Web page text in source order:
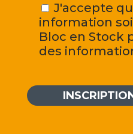
J'accepte
information
Bloc en Stock
des